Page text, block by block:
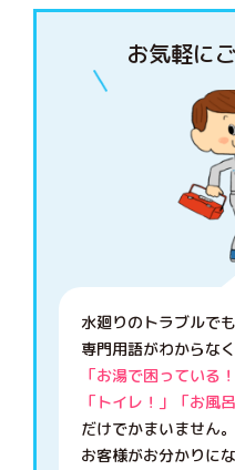
お気軽に
水廻りのトラブルで
専門用語がわからな
「お湯で困っている
「トイレ！」「お風呂
だけでかまいません。
お客様がお分かりに